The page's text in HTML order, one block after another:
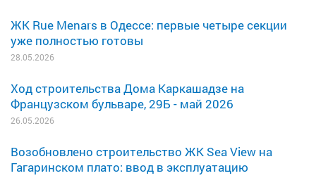
ЖК Rue Menars в Одессе: первые четыре секции
уже полностью готовы
28.05.2026
Ход строительства Дома Каркашадзе на
Французском бульваре, 29Б - май 2026
26.05.2026
Возобновлено строительство ЖК Sea View на
Гагаринском плато: ввод в эксплуатацию